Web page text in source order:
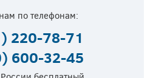
по телефонам:
220-78-71
600-32-45